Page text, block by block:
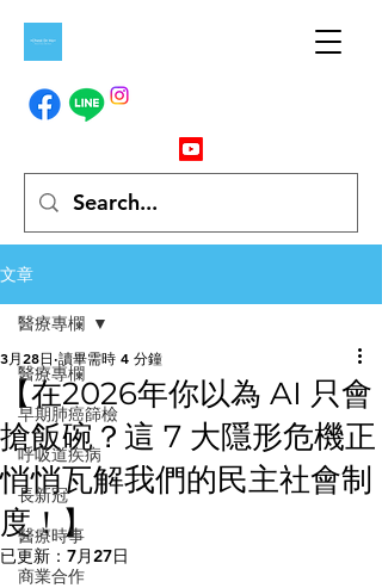
文章
醫療專欄
早期肺癌篩檢
呼吸道疾病
長新冠
醫療時事
商業合作
醫療專欄
【在2026年你以為 AI 只會
搶飯碗？這 7 大隱形危機正
悄悄瓦解我們的民主社會制
度！】
3月28日 讀畢需時 4 分鐘
已更新： 7月27日